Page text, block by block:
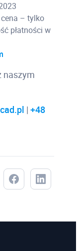
– tylko
płatności w
naszym
| +48